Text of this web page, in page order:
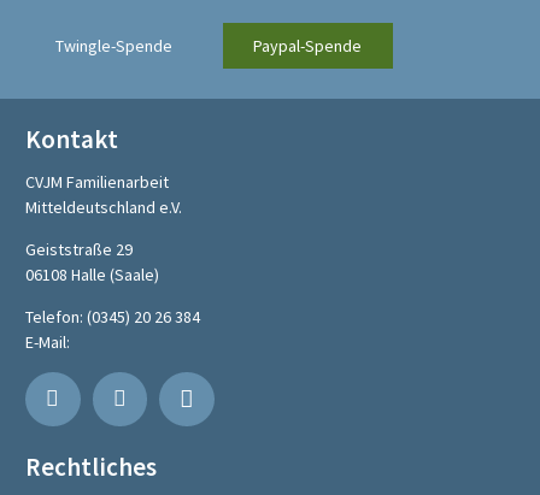
Twingle-Spende Paypal-Spende
Kontakt
CVJM Familienarbeit
Mitteldeutschland e.V.
Geiststraße 29
06108 Halle (Saale)
Telefon: (0345) 20 26 384
E-Mail:
Rechtliches